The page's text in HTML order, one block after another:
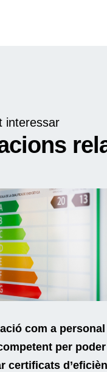
interessar
com a personal
per poder
certificats